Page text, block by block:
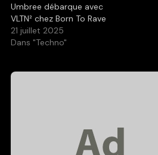
Umbree débarque avec
VLTN² chez Born To Rave
21 juillet 2025
Dans "Techno"